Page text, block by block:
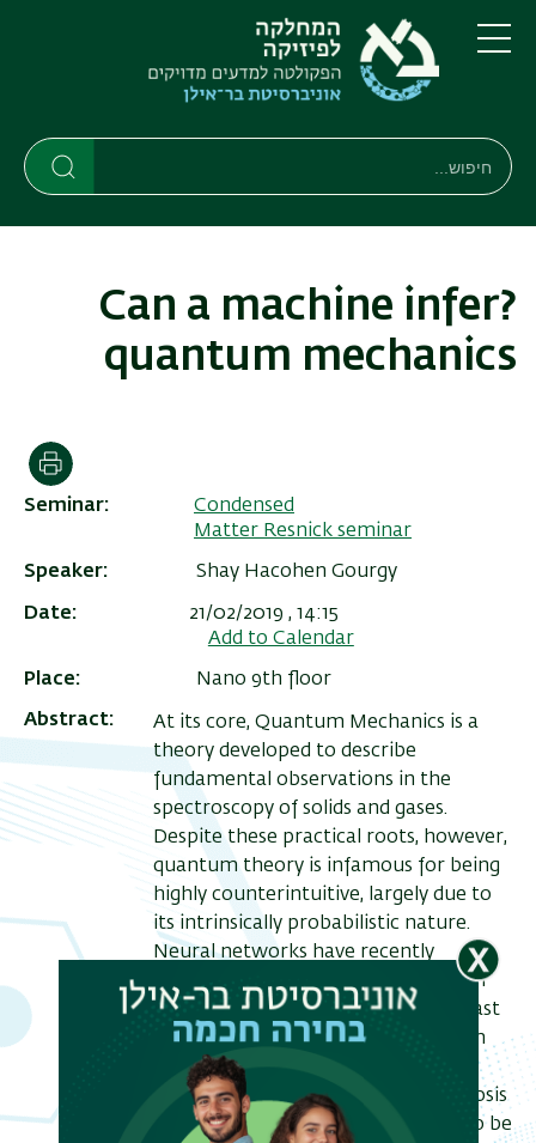
דילוג
לתוכן
העיקרי
דילוג
לתפריט
ניווט
ראשי
תפריט
חיפוש
חיפוש
?Can a machine infer
quantum mechanics
Seminar
Condensed
Matter Resnick seminar
Speaker Shay Hacohen Gourgy
Date
21/02/2019 , 14:15
Add to Calendar
Place Nano 9th floor
Abstract
At its core, Quantum Mechanics is a
theory developed to describe
fundamental observations in the
spectroscopy of solids and gases.
Despite these practical roots, however,
quantum theory is infamous for being
highly counterintuitive, largely due to
its intrinsically probabilistic nature.
Neural networks have recently
emerged as a powerful tool that can
extract non-trivial correlations in vast
datasets. They routinely outperform
state-of-the-art techniques in
language translation, medical diagnosis
and image recognition. It remains to be